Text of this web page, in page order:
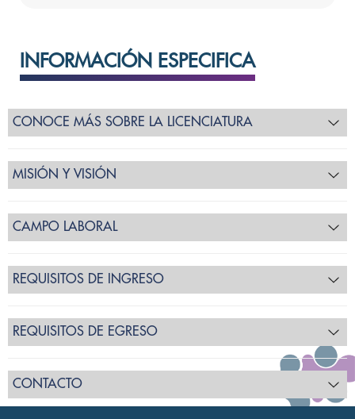
INFORMACIÓN ESPECIFICA
CONOCE MÁS SOBRE LA LICENCIATURA
MISIÓN Y VISIÓN
CAMPO LABORAL
REQUISITOS DE INGRESO
REQUISITOS DE EGRESO
CONTACTO